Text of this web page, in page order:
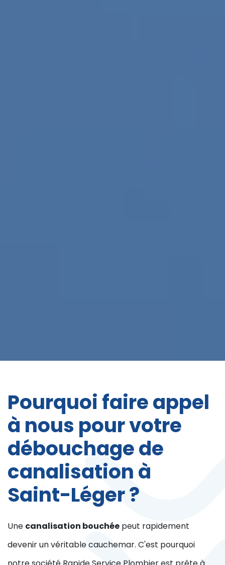
Pourquoi faire appel
à nous pour votre
débouchage de
canalisation à
Saint-Léger ?
Une canalisation bouchée peut rapidement
devenir un véritable cauchemar. C'est pourquoi